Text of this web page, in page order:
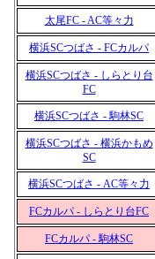
太尾FC - AC等々力
横浜SCつばさ - FCカルパ
横浜SCつばさ - しらとり台
FC
横浜SCつばさ - 駒林SC
横浜SCつばさ - 横浜かもめ
SC
横浜SCつばさ - AC等々力
FCカルパ - しらとり台FC
FCカルパ - 駒林SC